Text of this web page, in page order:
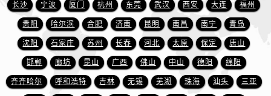
长沙 宁波 厦门 杭州 东莞 武汉 西安 大连 福州
贵阳 哈尔滨 合肥 济南 昆明 南昌 南宁 青岛
沈阳 石家庄 苏州 长春 河北 太原 保定 唐山
邯郸 廊坊 昆山 广西 佛山 中山 德阳 绵阳
齐齐哈尔 呼和浩特 吉林 无锡 芜湖 珠海 汕头 三亚